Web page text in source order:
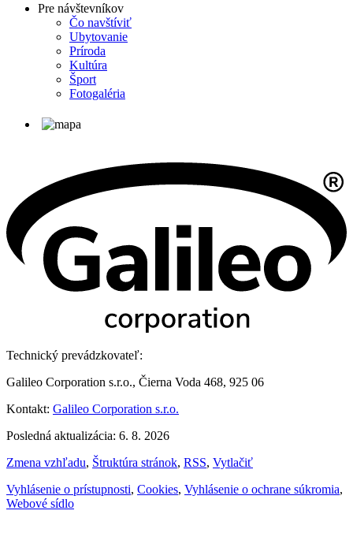
Pre návštevníkov
Čo navštíviť
Ubytovanie
Príroda
Kultúra
Šport
Fotogaléria
Technický prevádzkovateľ:
Galileo Corporation s.r.o., Čierna Voda 468, 925 06
Kontakt: Galileo Corporation s.r.o.
Posledná aktualizácia: 6. 8. 2026
Zmena vzhľadu, Štruktúra stránok, RSS, Vytlačiť
Vyhlásenie o prístupnosti, Cookies, Vyhlásenie o ochrane súkromia,
Webové sídlo